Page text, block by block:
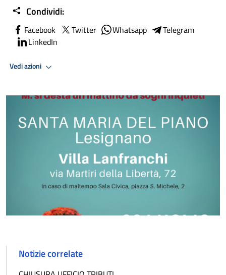
Condividi:
Facebook Twitter Whatsapp
Telegram
LinkedIn
Vedi azioni
Notizie correlate